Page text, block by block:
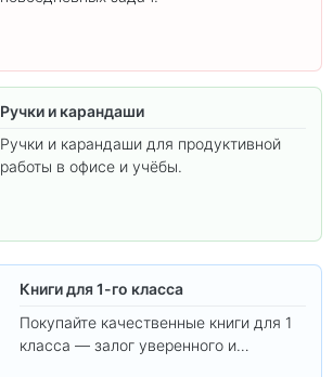
Ручки и карандаши
Ручки и карандаши для продуктивной
работы в офисе и учёбы.
Книги для 1-го класса
Покупайте качественные книги для 1
класса — залог уверенного и